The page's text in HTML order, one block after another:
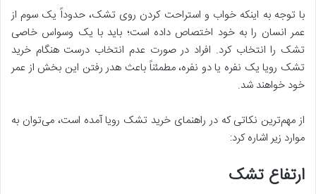
با توجه به اینکه خواب و استراحت کردن روی تشک، حدوداً یک سوم از
عمر انسان را به خود اختصاص داده است؛ باید با یک وسواس خاصی
تشک را انتخاب کرد. افراد در صورت عدم انتخاب درست هنگام خرید
تشک رویا یک نفره یا دو نفره، مطمئناً باعث هدر رفتن این بخش از عمر
خود خواهند شد.
از مهم‌ترین نکاتی که در راهنمای خرید تشک رویا آمده است، می‌توان به
موارد زیر اشاره کرد:
ارتفاع تشک